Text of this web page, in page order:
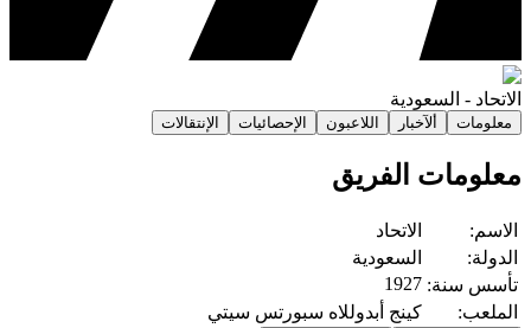
الاتحاد - السعودية
معلومات ألآخبار اللاعبون الإحصائيات الإنتقالات
معلومات الفريق
الاسم:
الاتحاد
الدولة:
السعودية
تأسس سنة: 1927
الملعب:
كينج أبدوللاه سبورتس سيتي